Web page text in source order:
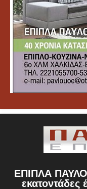
ΕΠΙΠΛΑ
εκατοντάδες